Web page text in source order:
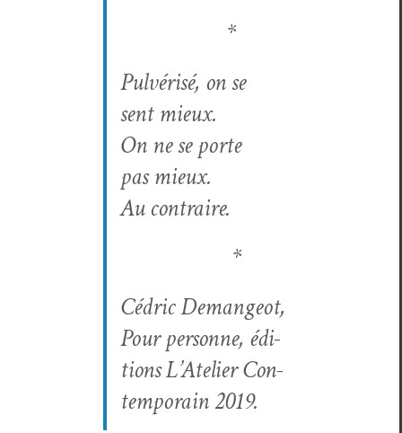
*
Pul­vérisé, on se
sent mieux.
On ne se porte
pas mieux.
Au contraire.
*
Cédric Deman­geot,
Pour per­son­ne, édi­
tions L’Ate­lier Con­
tem­po­rain 2019.